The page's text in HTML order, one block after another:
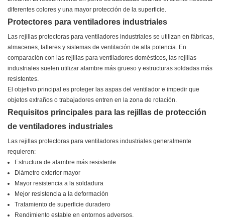
diferentes colores y una mayor protección de la superficie.
Protectores para ventiladores industriales
Las rejillas protectoras para ventiladores industriales se utilizan en fábricas,
almacenes, talleres y sistemas de ventilación de alta potencia. En
comparación con las rejillas para ventiladores domésticos, las rejillas
industriales suelen utilizar alambre más grueso y estructuras soldadas más
resistentes.
El objetivo principal es proteger las aspas del ventilador e impedir que
objetos extraños o trabajadores entren en la zona de rotación.
Requisitos principales para las rejillas de protección
de ventiladores industriales
Las rejillas protectoras para ventiladores industriales generalmente
requieren:
Estructura de alambre más resistente
Diámetro exterior mayor
Mayor resistencia a la soldadura
Mejor resistencia a la deformación
Tratamiento de superficie duradero
Rendimiento estable en entornos adversos.